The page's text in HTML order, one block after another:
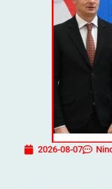
2026-08-07